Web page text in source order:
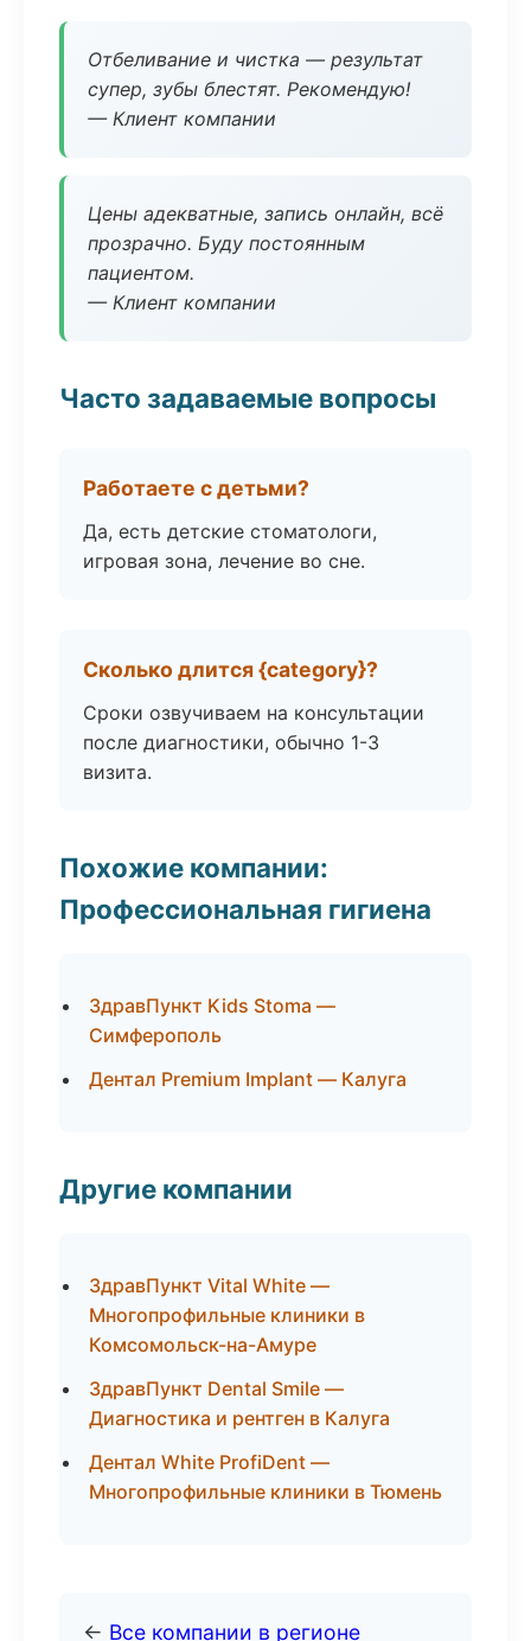
Отбеливание и чистка — результат
супер, зубы блестят. Рекомендую!
— Клиент компании
Цены адекватные, запись онлайн, всё
прозрачно. Буду постоянным
пациентом.
— Клиент компании
Часто задаваемые вопросы
Работаете с детьми?
Да, есть детские стоматологи,
игровая зона, лечение во сне.
Сколько длится {category}?
Сроки озвучиваем на консультации
после диагностики, обычно 1-3
визита.
Похожие компании:
Профессиональная гигиена
ЗдравПункт Kids Stoma —
Симферополь
Дентал Premium Implant — Калуга
Другие компании
ЗдравПункт Vital White —
Многопрофильные клиники в
Комсомольск-на-Амуре
ЗдравПункт Dental Smile —
Диагностика и рентген в Калуга
Дентал White ProfiDent —
Многопрофильные клиники в Тюмень
← Все компании в регионе